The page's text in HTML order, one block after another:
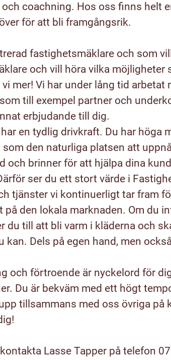
coachning. Hos oss finns helt
för att bli framgångsrik.
fastighetsmäklare och som
och vill höra vilka möjligheter
mer! Vi har under lång tid arbetat
till exempel partner och
erbjudande till dig.
en tydlig drivkraft. Du har höga
den naturliga platsen att
och brinner för att hjälpa dina
ser du ett stort värde i
tjänster vi kontinuerligt tar fram
på den lokala marknaden. Om du
du till att bli varm i kläderna och
Dels på egen hand, men
och förtroende är nyckelord för
Du är bekväm med ett högt
tillsammans med oss övriga på
Lasse Tapper på telefon